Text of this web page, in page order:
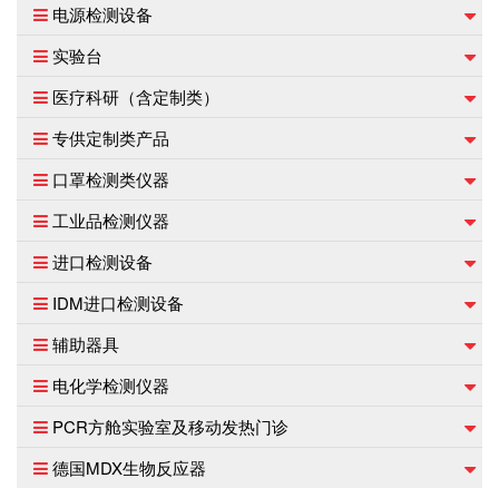
电源检测设备
实验台
医疗科研（含定制类）
专供定制类产品
口罩检测类仪器
工业品检测仪器
进口检测设备
IDM进口检测设备
辅助器具
电化学检测仪器
PCR方舱实验室及移动发热门诊
德国MDX生物反应器